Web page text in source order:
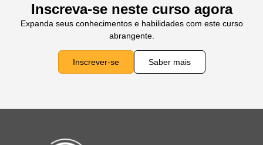
Inscreva-se neste curso agora
Expanda seus conhecimentos e habilidades com este curso
abrangente.
Inscrever-se Saber mais